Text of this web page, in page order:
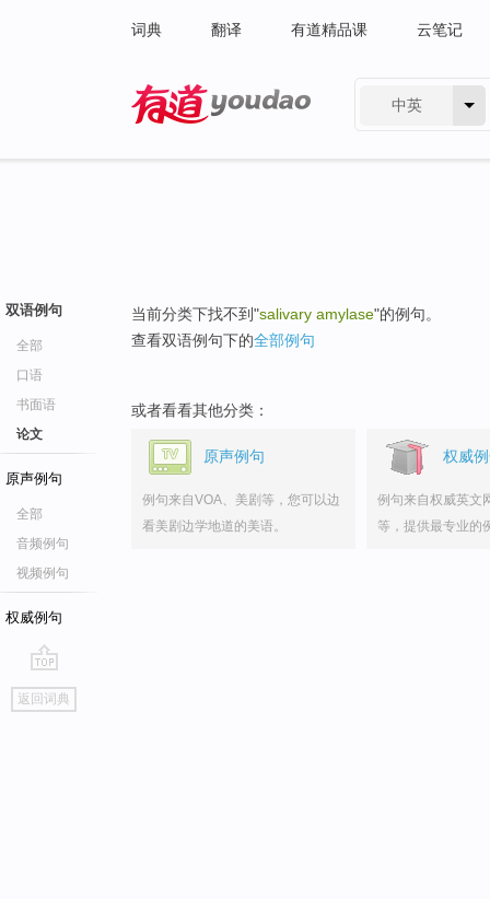
词典 翻译 有道精品课 云笔记
中英
双语例句
全部
口语
书面语
论文
原声例句
全部
音频例句
视频例句
权威例句
go
top
返回词典
当前分类下找不到"salivary amylase"的例句。
查看双语例句下的全部例句
或者看看其他分类：
原声例句
例句来自VOA、美剧等，您可以边
看美剧边学地道的美语。
权威
例句来自权威英文
等，提供最专业的